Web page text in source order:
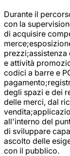
Durante il
con la
di acquisire
prezzi;assistenza
e attività
codici a barre e
degli spazi e dei
delle merci, dal
all'interno del
di sviluppare
ascolto delle
con il pubblico.